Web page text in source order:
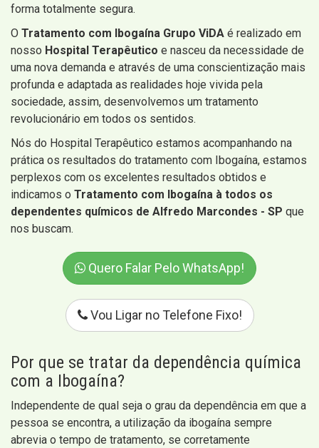
forma totalmente segura.
O Tratamento com Ibogaína Grupo ViDA é realizado em
nosso Hospital Terapêutico e nasceu da necessidade de
uma nova demanda e através de uma conscientização mais
profunda e adaptada as realidades hoje vivida pela
sociedade, assim, desenvolvemos um tratamento
revolucionário em todos os sentidos.
Nós do Hospital Terapêutico estamos acompanhando na
prática os resultados do tratamento com Ibogaína, estamos
perplexos com os excelentes resultados obtidos e
indicamos o Tratamento com Ibogaína à todos os
dependentes químicos de Alfredo Marcondes - SP que
nos buscam.
Quero Falar Pelo WhatsApp!
Vou Ligar no Telefone Fixo!
Por que se tratar da dependência química
com a Ibogaína?
Independente de qual seja o grau da dependência em que a
pessoa se encontra, a utilização da ibogaína sempre
abrevia o tempo de tratamento, se corretamente